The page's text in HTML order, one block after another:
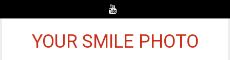
YOUR SMILE PHOTO